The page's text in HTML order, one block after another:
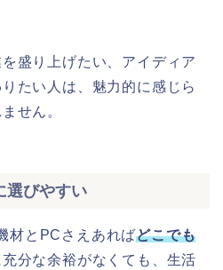
盛り上げたい、アイディア
たい人は、魅力的に感じら
せん。
選びやすい
材とPCさえあればどこでも
分な余裕がなくても、生活